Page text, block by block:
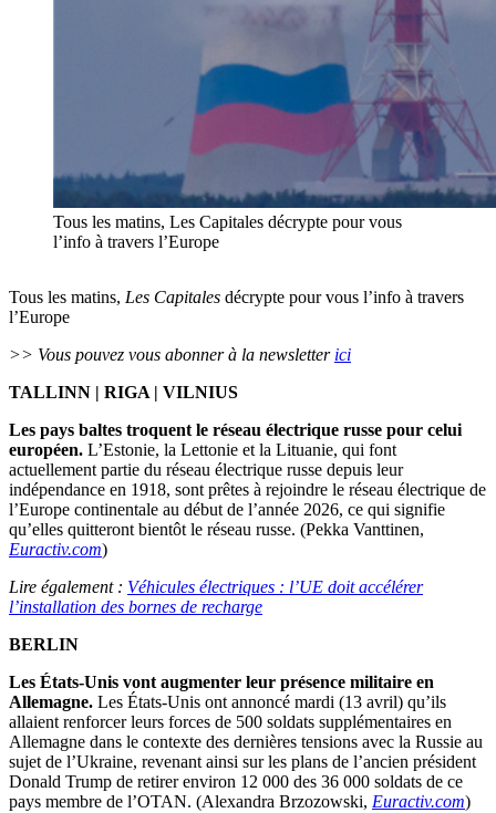
Tous les matins, Les Capitales décrypte pour vous
l’info à travers l’Europe
Tous les matins, Les Capitales décrypte pour vous l’info à travers
l’Europe
>> Vous pouvez vous abonner à la newsletter ici
TALLINN | RIGA | VILNIUS
Les pays baltes troquent le réseau électrique russe pour celui
européen. L’Estonie, la Lettonie et la Lituanie, qui font
actuellement partie du réseau électrique russe depuis leur
indépendance en 1918, sont prêtes à rejoindre le réseau électrique de
l’Europe continentale au début de l’année 2026, ce qui signifie
qu’elles quitteront bientôt le réseau russe. (Pekka Vanttinen,
Euractiv.com)
Lire également : Véhicules électriques : l’UE doit accélérer
l’installation des bornes de recharge
BERLIN
Les États-Unis vont augmenter leur présence militaire en
Allemagne. Les États-Unis ont annoncé mardi (13 avril) qu’ils
allaient renforcer leurs forces de 500 soldats supplémentaires en
Allemagne dans le contexte des dernières tensions avec la Russie au
sujet de l’Ukraine, revenant ainsi sur les plans de l’ancien président
Donald Trump de retirer environ 12 000 des 36 000 soldats de ce
pays membre de l’OTAN. (Alexandra Brzozowski, Euractiv.com)